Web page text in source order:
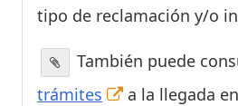
tipo de reclamación y/o
También puede
trámites
a la llegada